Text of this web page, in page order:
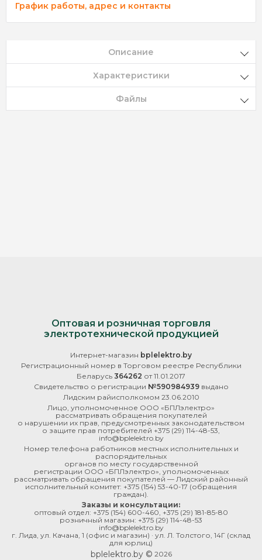
График работы, адрес и контакты
Описание
Характеристики
Файлы
Оптовая и розничная торговля
электротехнической продукцией
Интернет-магазин bplelektro.by
Регистрационный номер в Торговом реестре Республики
Беларусь 364262 от 11.01.2017
Свидетельство о регистрации №590984939выдано
Лидским райисполкомом 23.06.2010
Лицо, уполномоченное ООО «БПЛэлектро»
рассматривать обращения покупателей
о нарушении их прав, предусмотренных законодательством
о защите прав потребителей +375 (29) 114-48-53
info@bplelektro.by
Номер телефона работников местных исполнительных и
распорядительных
органов по месту государственной
регистрации ООО «БПЛэлектро», уполномоченных
рассматривать обращения покупателей — Лидский районный
исполнительный комитет: +375 (154) 53-40-17 (обращения
граждан).
Заказы и консультации:
оптовый отдел: +375 (154) 600-460 +375 (29) 181-85-80
розничный магазин: +375 (29) 114-48-53
info@bplelektro.by
г. Лида, ул. Качана, 1 (офис и магазин) · ул. Л. Толстого, 14Г (склад
для юрлиц)
bplelektro.by © 2026